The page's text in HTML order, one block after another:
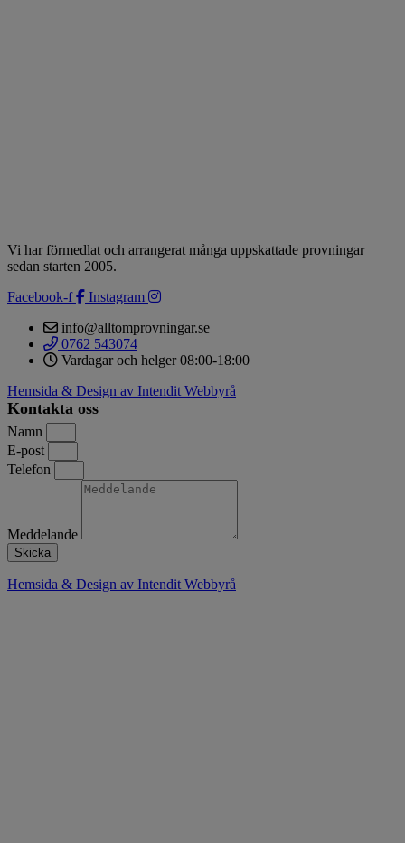
Vi har förmedlat och arrangerat många uppskattade provningar
sedan starten 2005.
Facebook-f
Instagram
info@alltomprovningar.se
0762 543074
Vardagar och helger 08:00-18:00
Hemsida & Design av Intendit Webbyrå
Kontakta oss
Namn
E-post
Telefon
Meddelande
Skicka
Hemsida & Design av Intendit Webbyrå